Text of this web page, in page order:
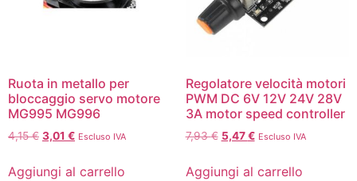
Ruota in metallo per
bloccaggio servo motore
MG995 MG996
4,15€ 3,01 € Escluso IVA
Aggiungi al carrello
Regolatore velocità motori
PWM DC 6V 12V 24V 28V
3A motor speed controller
7,93€ 5,47€ Escluso IVA
Aggiungi al carrello